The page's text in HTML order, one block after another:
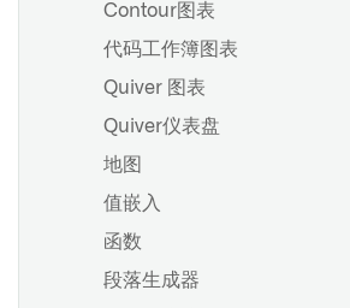
使用Contour计算用量
概述
创建仪表盘
发布和共享仪表盘
在分析中使用仪表盘
在 Workshop 模块中嵌入
添加到记事本文档
在对象视图中嵌入
添加到 Carbon 工作区
选择导入的数据集分支
非必填数据持久化
项目引用
比较: 代码存储库 vs. 代码工作
区 vs. 代码工作簿
导出到代码仓库
Contour图表
代码工作簿图表
Quiver 图表
Quiver仪表盘
地图
值嵌入
函数
段落生成器